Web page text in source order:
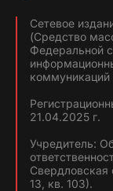
Сетевое
(Средство
Федеральной
21.04.2025 г.
Учредитель:
Свердловская
13, кв. 103).